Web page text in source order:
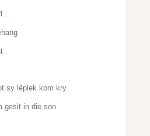
sy lêplek kom kry
gesit in die son